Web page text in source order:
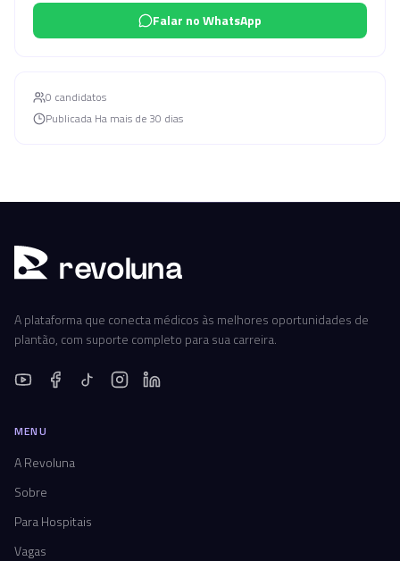
Falar no WhatsApp
0 candidatos
Publicada Ha mais de 30 dias
revoluna
A plataforma que conecta médicos às melhores oportunidades de
plantão, com suporte completo para sua carreira.
MENU
A Revoluna
Sobre
Para Hospitais
Vagas